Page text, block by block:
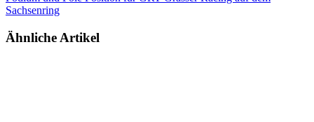
Sachsenring
Ähnliche Artikel